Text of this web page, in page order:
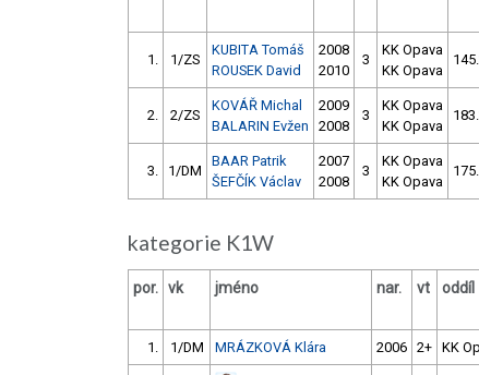
1. 1/ZS
KUBITA Tomáš
ROUSEK David
2008
2010
3
KK Opava
KK Opava
2. 2/ZS
KOVÁŘ Michal
BALARIN Evžen
2009
2008
3
KK Opava
KK Opava
3. 1/DM
BAAR Patrik
ŠEFČÍK Václav
2007
2008
3
KK Opava
KK Opava
kategorie K1W
por. vk jméno nar. vt oddíl
1. 1/DM MRÁZKOVÁ Klára 2006 2+ KK